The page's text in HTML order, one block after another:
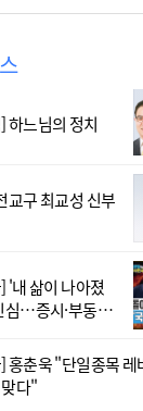
하느님의 정치
교구 최교성 신부
'내 삶이 나아졌
심…증시·부동산
홍춘욱 "단일종목 레
다"
공식 주제가
한국인 곡 선정
세계청년대회 주
희망의 선율 울
유학 사제, 중국
됐다
서범수 '돌려차기'
사석에서도 안